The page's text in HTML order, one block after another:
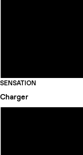
SENSATION
Charger